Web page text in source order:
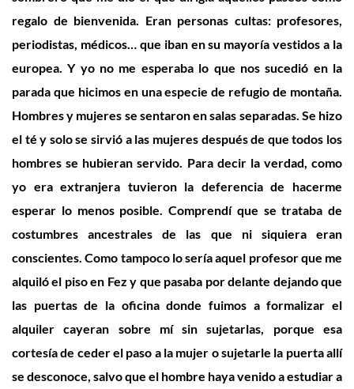
regalo de bienvenida. Eran personas cultas: profesores,
periodistas, médicos… que iban en su mayoría vestidos a la
europea. Y yo no me esperaba lo que nos sucedió en la
parada que hicimos en una especie de refugio de montaña.
Hombres y mujeres se sentaron en salas separadas. Se hizo
el té y solo se sirvió a las mujeres después de que todos los
hombres se hubieran servido. Para decir la verdad, como
yo era extranjera tuvieron la deferencia de hacerme
esperar lo menos posible. Comprendí que se trataba de
costumbres ancestrales de las que ni siquiera eran
conscientes. Como tampoco lo sería aquel profesor que me
alquiló el piso en Fez y que pasaba por delante dejando que
las puertas de la oficina donde fuimos a formalizar el
alquiler cayeran sobre mí sin sujetarlas, porque esa
cortesía de ceder el paso a la mujer o sujetarle la puerta allí
se desconoce, salvo que el hombre haya venido a estudiar a